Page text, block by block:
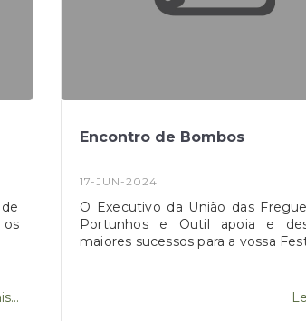
Encontro de Bombos
17-JUN-2024
O Executivo da União das
Portunhos e Outil apoia e
maiores sucessos para a vossa